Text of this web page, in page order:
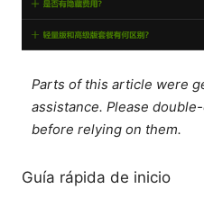
Parts of this article were
assistance. Please
before relying on them.
Guía rápida de inicio